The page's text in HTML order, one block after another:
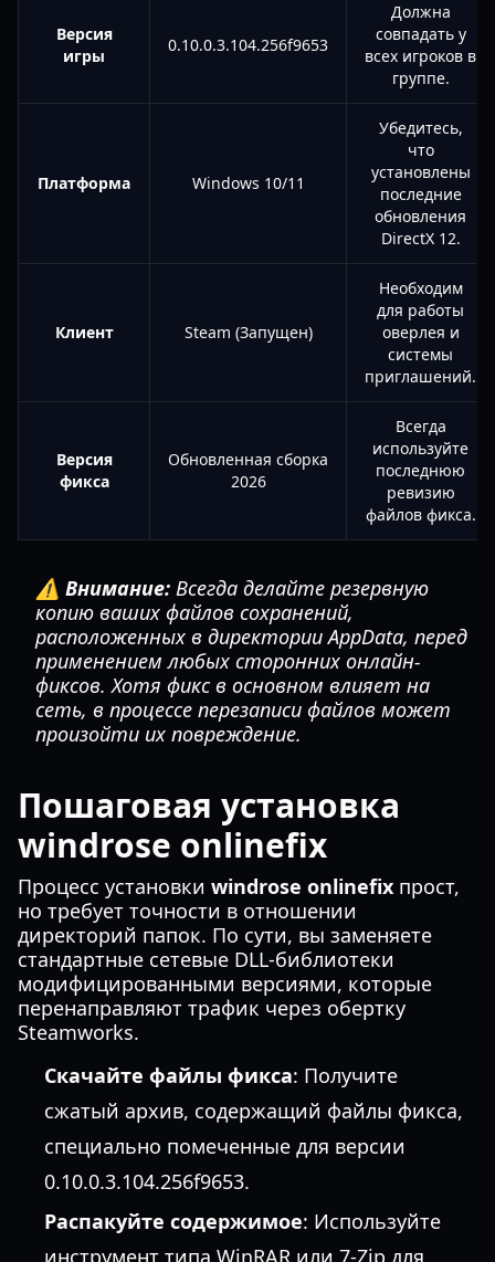
Версия
игры
0.10.0.3.104.256f9653
Должна
совпадать у
всех игроков в
группе.
Платформа Windows 10/11
Убедитесь,
что
установлены
последние
обновления
DirectX 12.
Клиент Steam (Запущен)
Необходим
для работы
оверлея и
системы
приглашений.
Версия
фикса
Обновленная сборка
2026
Всегда
используйте
последнюю
ревизию
файлов фикса.
⚠️ Внимание: Всегда делайте резервную
копию ваших файлов сохранений,
расположенных в директории AppData, перед
применением любых сторонних онлайн-
фиксов. Хотя фикс в основном влияет на
сеть, в процессе перезаписи файлов может
произойти их повреждение.
Пошаговая установка
windrose onlinefix
Процесс установки windrose onlinefix прост,
но требует точности в отношении
директорий папок. По сути, вы заменяете
стандартные сетевые DLL-библиотеки
модифицированными версиями, которые
перенаправляют трафик через обертку
Steamworks.
Скачайте файлы фикса: Получите
сжатый архив, содержащий файлы фикса,
специально помеченные для версии
0.10.0.3.104.256f9653.
Распакуйте содержимое: Используйте
инструмент типа WinRAR или 7-Zip для